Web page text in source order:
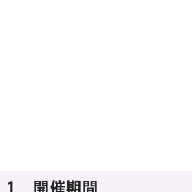
1 開催期間